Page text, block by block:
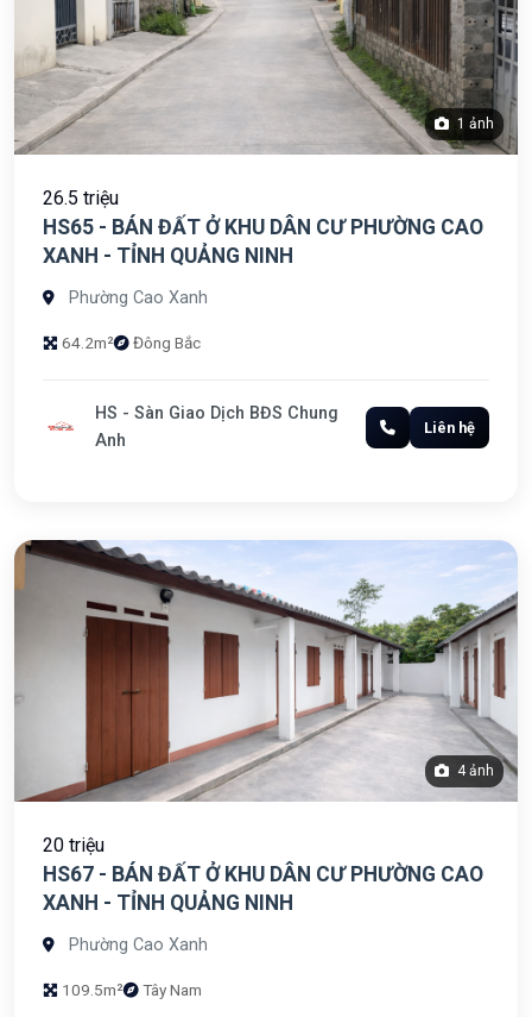
1 ảnh
26.5 triệu
HS65 - BÁN ĐẤT Ở KHU DÂN CƯ PHƯỜNG CAO
XANH - TỈNH QUẢNG NINH
Phường Cao Xanh
64.2m² Đông Bắc
HS - Sàn Giao Dịch BĐS Chung
Anh
Liên hệ
4 ảnh
20 triệu
HS67 - BÁN ĐẤT Ở KHU DÂN CƯ PHƯỜNG CAO
XANH - TỈNH QUẢNG NINH
Phường Cao Xanh
109.5m² Tây Nam